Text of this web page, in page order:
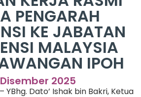
PENGARAH
KE JABATAN
MALAYSIA
IPOH
2025
YBhg. Dato’ Ishak bin Bakri, Ketua